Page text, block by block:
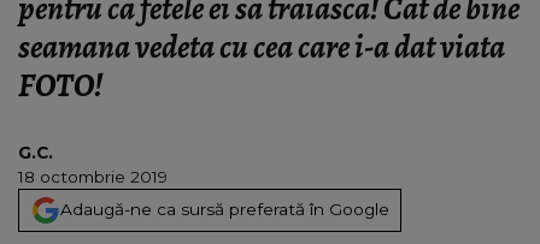
seamana vedeta cu cea care i-a dat viata
FOTO!
G.C.
18 octombrie 2019
Adaugă-ne ca sursă preferată în Google